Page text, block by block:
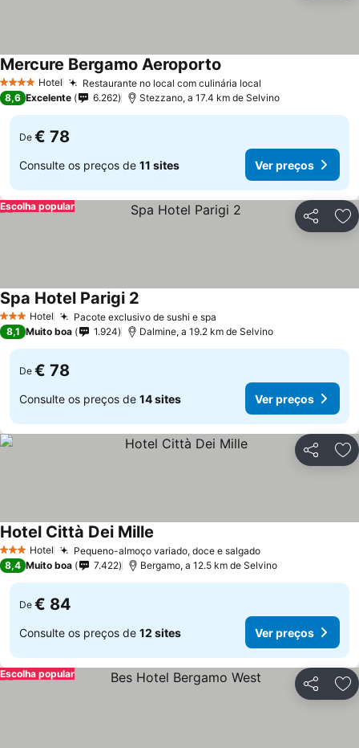
4 EstrelasHotel Restaurante no local com culinária local
Mercure Bergamo Aeroporto
8,6 Excelente 6.262 Stezzano, a 17.4 km de Selvino
De € 78
Consulte os preços de 11 sites Ver preços
Partilhar
Escolha popular
3 EstrelasHotel Pacote exclusivo de sushi e spa
Spa Hotel Parigi 2
8,1 Muito boa 1.924 Dalmine, a 19.2 km de Selvino
De € 78
Consulte os preços de 14 sites Ver preços
Partilhar
3 EstrelasHotel Pequeno-almoço variado, doce e salgado
Hotel Città Dei Mille
8,4 Muito boa 7.422 Bergamo, a 12.5 km de Selvino
De € 84
Consulte os preços de 12 sites Ver preços
Partilhar
Escolha popular